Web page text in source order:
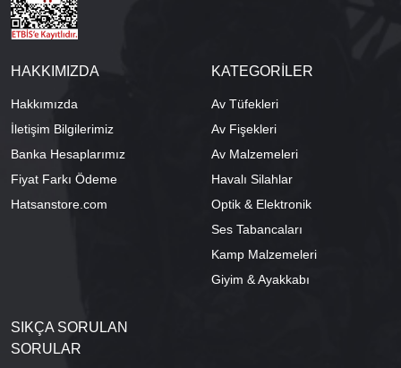
HAKKIMIZDA
Hakkımızda
İletişim Bilgilerimiz
Banka Hesaplarımız
Fiyat Farkı Ödeme
Hatsanstore.com
KATEGORİLER
Av Tüfekleri
Av Fişekleri
Av Malzemeleri
Havalı Silahlar
Optik & Elektronik
Ses Tabancaları
Kamp Malzemeleri
Giyim & Ayakkabı
SIKÇA SORULAN
SORULAR